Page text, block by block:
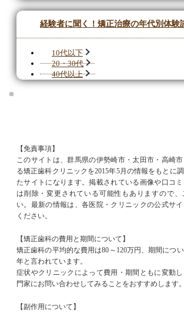
経験者に聞く！矯正治療の年代別体験
10代以下
20・30代
40代以上
【免責事項】
このサイトは、群馬県の伊勢崎市・太田市・高崎
る矯正歯科クリニックを2015年5月の情報をもとに
たサイトになります。掲載されている画像や口コ
は削除・変更されている可能性もありますので、
い。最新の情報は、各医院・クリニックの公式サ
ください。
【矯正歯科の費用と期間について】
矯正歯科の平均的な費用は80～120万円、期間につ
年と言われています。
症状やクリニックによって費用・期間ともに変動
門家にお問い合わせしてみることをおすすめします。
【副作用について】